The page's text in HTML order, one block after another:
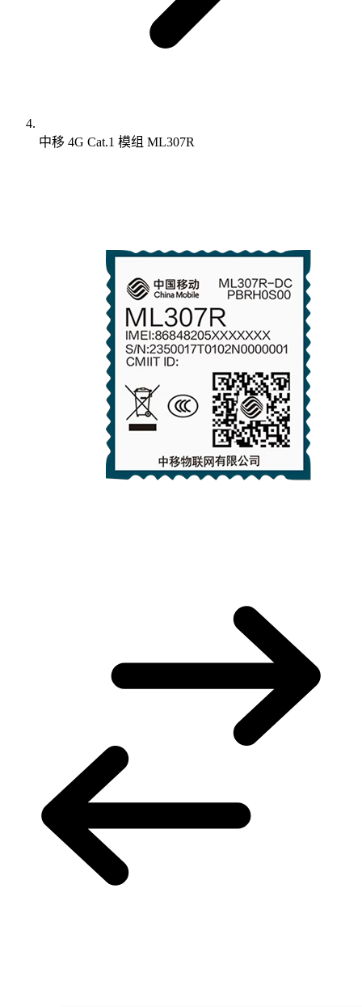
中移 4G Cat.1 模组 ML307R